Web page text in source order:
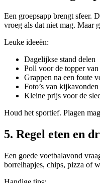
Een groepsapp brengt sfeer.
vroeg als dat niet mag. Maar
Leuke ideeën:
Dagelijkse stand delen
Poll voor de topper van
Grappen na een foute
Foto’s van kijkavonden
Kleine prijs voor de
Houd het sportief. Plagen
5. Regel eten en
Een goede voetbalavond
borrelhapjes, chips, pizza of